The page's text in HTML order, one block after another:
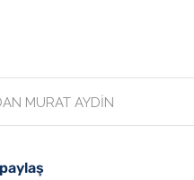
MURAT AYDIN